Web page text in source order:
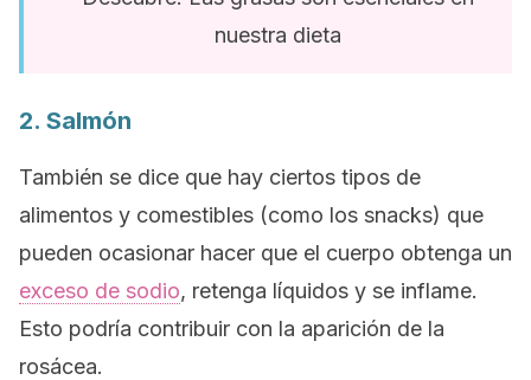
nuestra dieta
2. Salmón
También se dice que hay ciertos tipos de
alimentos y comestibles (como los snacks) que
pueden ocasionar hacer que el cuerpo obtenga un
exceso de sodio, retenga líquidos y se inflame.
Esto podría contribuir con la aparición de la
rosácea.